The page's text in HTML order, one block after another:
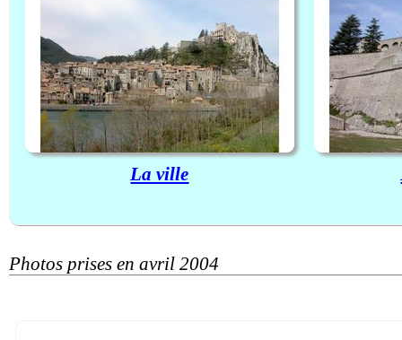
La ville
Photos prises en avril 2004